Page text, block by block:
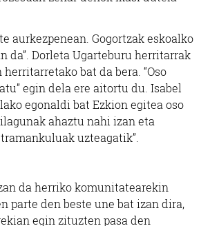
aurkezpenean. Gogortzak eskoalko
da”. Dorleta Ugarteburu herritarrak
bat da bera. “Oso
egin dela ere aitortu du. Isabel
egonaldi bat Ezkion egitea oso
ahaztu nahi izan eta
uzteagatik”.
da herriko komunitatearekin
parte den beste une bat izan dira,
egin zituzten pasa den